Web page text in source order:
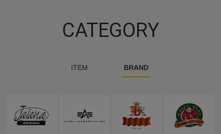
CATEGORY
ITEM BRAND